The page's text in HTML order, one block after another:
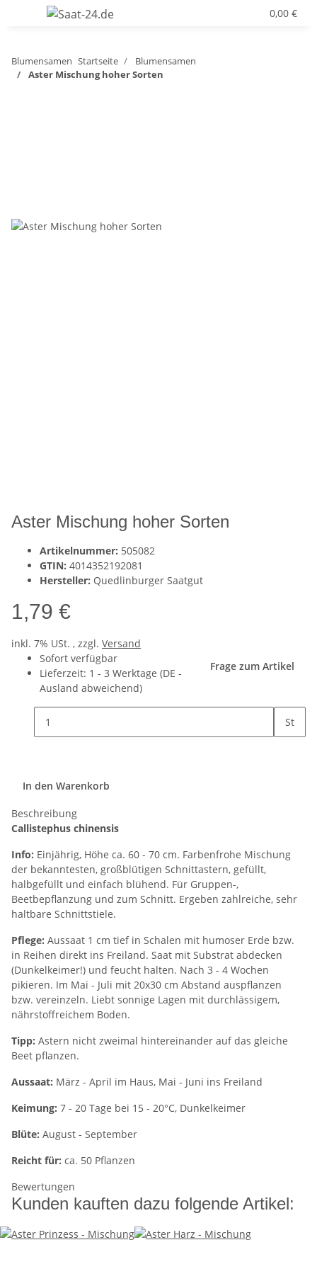
0,00 €
Blumensamen Startseite
Blumensamen
Aster Mischung hoher Sorten
Aster Mischung hoher Sorten
Artikelnummer: 505082
GTIN: 4014352192081
Hersteller: Quedlinburger Saatgut
1,79 €
inkl. 7% USt. , zzgl. Versand
Sofort verfügbar
Lieferzeit: 1 - 3 Werktage (DE -
Ausland abweichend)
Frage zum Artikel
St
In den Warenkorb
Beschreibung
Callistephus chinensis
Info: Einjährig, Höhe ca. 60 - 70 cm. Farbenfrohe Mischung
der bekanntesten, großblütigen Schnittastern, gefüllt,
halbgefüllt und einfach blühend. Für Gruppen-,
Beetbepflanzung und zum Schnitt. Ergeben zahlreiche, sehr
haltbare Schnittstiele.
Pflege: Aussaat 1 cm tief in Schalen mit humoser Erde bzw.
in Reihen direkt ins Freiland. Saat mit Substrat abdecken
(Dunkelkeimer!) und feucht halten. Nach 3 - 4 Wochen
pikieren. Im Mai - Juli mit 20x30 cm Abstand auspflanzen
bzw. vereinzeln. Liebt sonnige Lagen mit durchlässigem,
nährstoffreichem Boden.
Tipp: Astern nicht zweimal hintereinander auf das gleiche
Beet pflanzen.
Aussaat: März - April im Haus, Mai - Juni ins Freiland
Keimung: 7 - 20 Tage bei 15 - 20°C, Dunkelkeimer
Blüte: August - September
Reicht für: ca. 50 Pflanzen
Bewertungen
Kunden kauften dazu folgende Artikel: